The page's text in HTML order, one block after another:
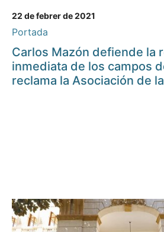
22 de febrer de 2021
Portada
Carlos Mazón defiende la
inmediata de los campos
reclama la Asociación de